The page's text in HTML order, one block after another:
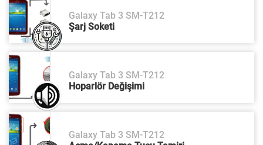
Galaxy Tab 3 SM-T212
Şarj Soketi
Galaxy Tab 3 SM-T212
Hoparlör Değişimi
Galaxy Tab 3 SM-T212